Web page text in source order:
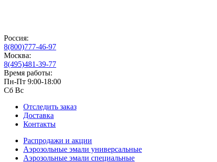
Россия:
8(800)777-46-97
Москва:
8(495)481-39-77
Время работы:
Пн-Пт 9:00-18:00
Сб Вс
Отследить заказ
Доставка
Контакты
Распродажи и акции
Аэрозольные эмали универсальные
Аэрозольные эмали специальные